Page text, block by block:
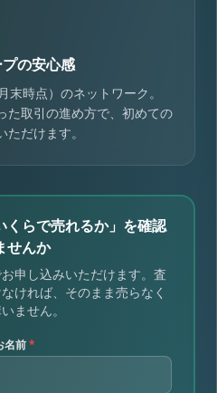
の安心感
時点）のネットワーク。
た取引の進め方で、初めての
だけます。
くらで売れるか」を確認
せんか
申し込みいただけます。査
ければ、そのまま売らなく
ません。
名前*